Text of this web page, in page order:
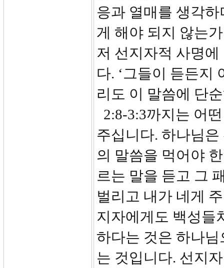
응과 열매를 생각
게 해야 되지 않는
저 선지자적 사명
다. ‘그들이 듣든지
리도 이 말씀에 단
2:8-3:3까지는 어
주십니다. 하나님
의 말씀을 먹어야
르는 말을 듣고 그
벌리고 내가 네게
지자에게도 백성들
하다는 것은 하나
는 것입니다. 선지